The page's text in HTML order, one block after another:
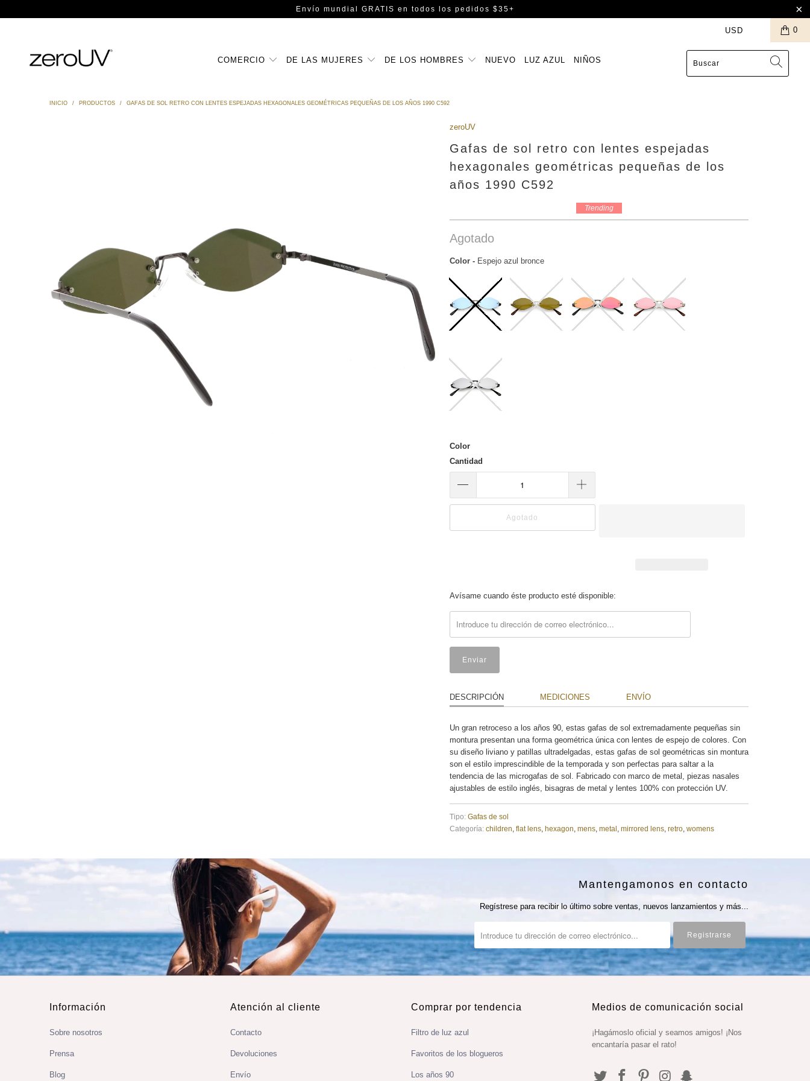
Envío mundial GRATIS en todos los pedidos $35+
0
COMERCIO DE LAS MUJERES DE LOS HOMBRES NUEVO LUZ AZUL NIÑOS
INICIO / PRODUCTOS / GAFAS DE SOL RETRO CON LENTES ESPEJADAS HEXAGONALES GEOMÉTRICAS PEQUEÑAS DE LOS AÑOS 1990 C592
zeroUV
Gafas de sol retro con lentes espejadas
hexagonales geométricas pequeñas de los
años 1990 C592
Trending
Agotado
Color -Espejo azul bronce
Color
Cantidad
Agotado
Translation
Avísame cuando éste producto esté disponible:
DESCRIPCIÓN MEDICIONES ENVÍO
Un gran retroceso a los años 90, estas gafas de sol extremadamente pequeñas sin
montura presentan una forma geométrica única con lentes de espejo de colores. Con
su diseño liviano y patillas ultradelgadas, estas gafas de sol geométricas sin montura
son el estilo imprescindible de la temporada y son perfectas para saltar a la
tendencia de las microgafas de sol. Fabricado con marco de metal, piezas nasales
ajustables de estilo inglés, bisagras de metal y lentes 100% con protección UV.
Tipo: Gafas de sol
Categoría: children flat lens, hexagon mens, metal mirrored lens, retro, womens
Mantengamonos en contacto
Regístrese para recibir lo último sobre ventas, nuevos lanzamientos y más...
Información
Sobre nosotros
Prensa
Blog
Atención al cliente
Contacto
Devoluciones
Envío
Comprar por tendencia
Filtro de luz azul
Favoritos de los blogueros
Los años 90
Medios de comunicación social
¡Hagámoslo oficial y seamos amigos! ¡Nos
encantaría pasar el rato!